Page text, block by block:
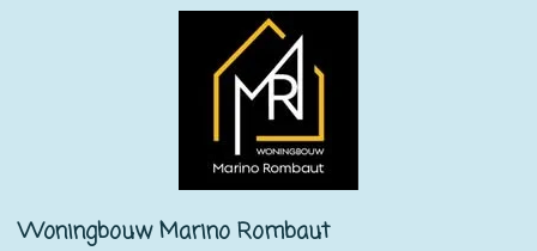
Woningbouw Marino Rombaut